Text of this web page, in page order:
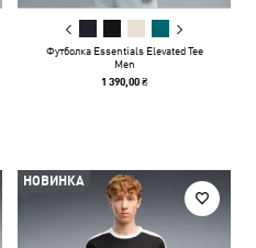
Футболка Essentials Elevated Tee
Men
1 390,00 ₴
НОВИНКА